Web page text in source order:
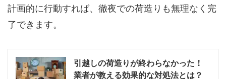
計画的に行動すれば、徹夜での荷造りも無理なく完
了できます。
引越しの荷造りが終わらなかった！
業者が教える効果的な対処法とは？